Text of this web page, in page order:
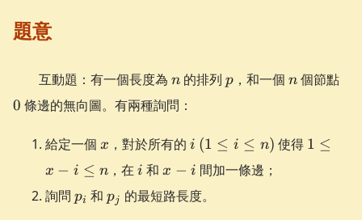
題意
互動題：有一個長度為 n
n 的排列 p
p ，和一個 n
n 個節點
0 條邊的無向圖。有兩種詢問：
給定一個 x
x ，對於所有的 i
i (1
\le
i
\le
(1 ≤ i ≤ n) 使得 1
1 ≤
x − i ≤ n ，在i
i 和x
i
x − i 間加一條邊；
詢問 p_i
pi 和 p_j
pj 的最短路長度。